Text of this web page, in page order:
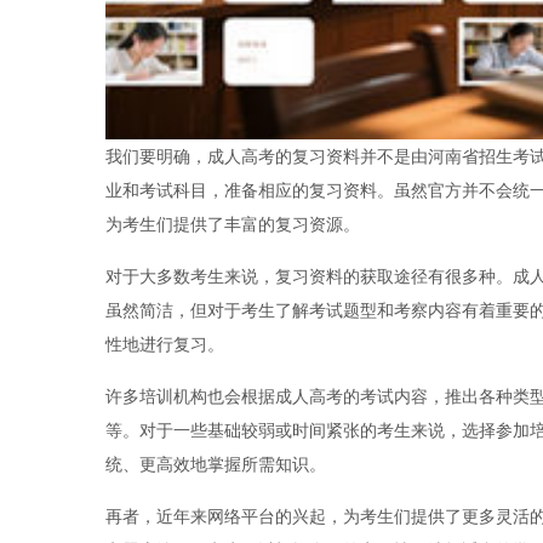
我们要明确，成人高考的复习资料并不是由河南省招生考
业和考试科目，准备相应的复习资料。虽然官方并不会
为考生们提供了丰富的复习资源。
对于大多数考生来说，复习资料的获取途径有很多种。
虽然简洁，但对于考生了解考试题型和考察内容有着重
性地进行复习。
许多培训机构也会根据成人高考的考试内容，推出各种类
等。对于一些基础较弱或时间紧张的考生来说，选择参加
统、更高效地掌握所需知识。
再者，近年来网络平台的兴起，为考生们提供了更多灵活